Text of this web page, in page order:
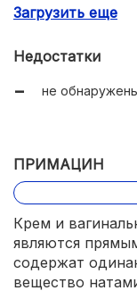
снимает
Загрузить еще
Недостатки
не
ПРИМАЦИН
Крем и
являются
содержат
вещество